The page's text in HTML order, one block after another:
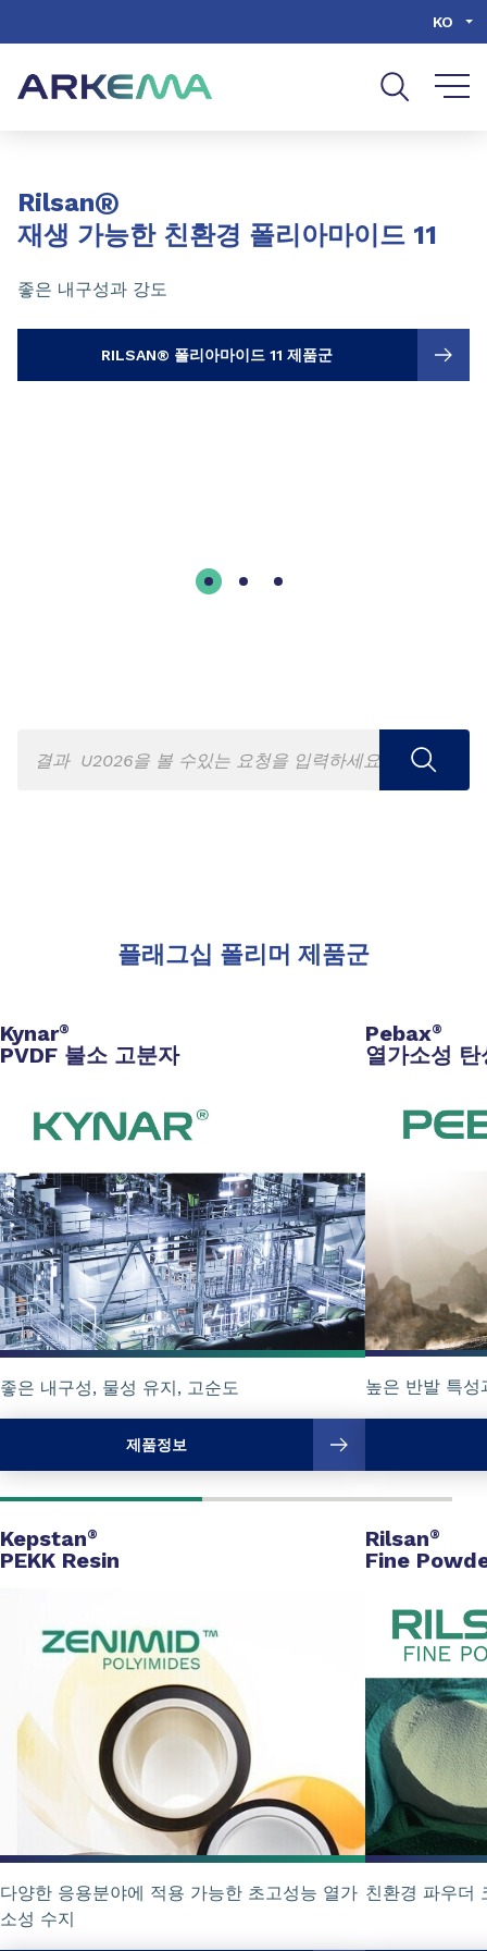
KO
Rilsan®
재생 가능한 친환경 폴리아마이드 11
좋은 내구성과 강도
RILSAN® 폴리아마이드 11 제품군
플래그십 폴리머 제품군
Kynar®
PVDF 불소 고분자
좋은 내구성, 물성 유지, 고순도
제품정보
Pebax®
열가소성 탄
높은 반발 특성
Kepstan®
PEKK Resin
다양한 응용분야에 적용 가능한 초고성능 열가
소성 수지
Rilsan®
Fine
친환경 파우더